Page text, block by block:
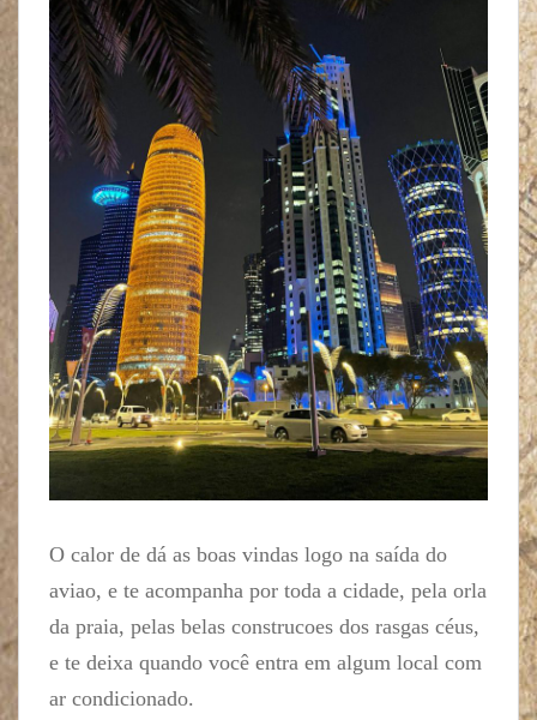
O calor de dá as boas vindas logo na saída do
aviao, e te acompanha por toda a cidade, pela orla
da praia, pelas belas construcoes dos rasgas céus,
e te deixa quando você entra em algum local com
ar condicionado.